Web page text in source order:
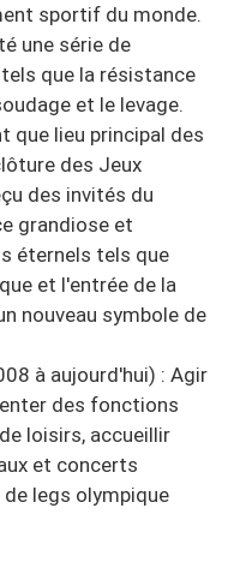
sportif du monde.
une série de
que la résistance
et le levage.
que lieu principal des
des Jeux
des invités du
grandiose et
éternels tels que
et l'entrée de la
nouveau symbole de
à aujourd'hui) : Agir
des fonctions
loisirs, accueillir
et concerts
legs olympique